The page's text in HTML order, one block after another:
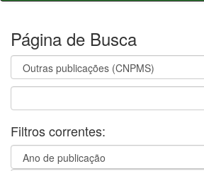
Página de Busca
Filtros correntes: